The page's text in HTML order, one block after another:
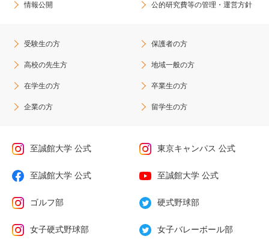
情報公開 公的研究費等の管理・運営方針
受験生の方 保護者の方
高校の先生方 地域一般の方
在学生の方 卒業生の方
企業の方 留学生の方
至誠館大学 公式 東京キャンパス 公式
至誠館大学 公式 至誠館大学 公式
ゴルフ部 硬式野球部
女子硬式野球部 女子バレーボール部